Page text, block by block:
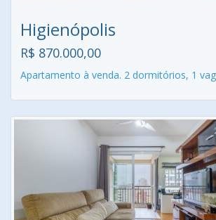
Higienópolis
R$ 870.000,00
Apartamento à venda. 2 dormitórios, 1